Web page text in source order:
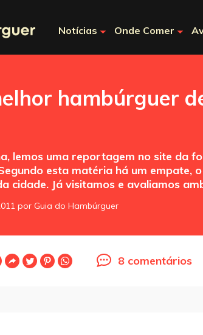
Notícias Onde Comer
hambúrguer
lemos uma reportagem no site da
esta matéria há um
cidade. Já visitamos e avaliamos
por Guia do Hambúrguer
8 comentários